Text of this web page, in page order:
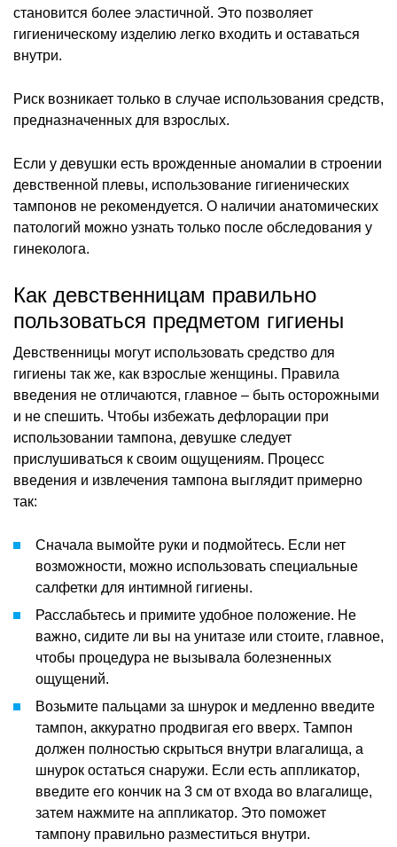
становится более эластичной. Это позволяет
гигиеническому изделию легко входить и оставаться
внутри.
Риск возникает только в случае использования средств,
предназначенных для взрослых.
Если у девушки есть врожденные аномалии в строении
девственной плевы, использование гигиенических
тампонов не рекомендуется. О наличии анатомических
патологий можно узнать только после обследования у
гинеколога.
Как девственницам правильно
пользоваться предметом гигиены
Девственницы могут использовать средство для
гигиены так же, как взрослые женщины. Правила
введения не отличаются, главное – быть осторожными
и не спешить. Чтобы избежать дефлорации при
использовании тампона, девушке следует
прислушиваться к своим ощущениям. Процесс
введения и извлечения тампона выглядит примерно
так:
Сначала вымойте руки и подмойтесь. Если нет
возможности, можно использовать специальные
салфетки для интимной гигиены.
Расслабьтесь и примите удобное положение. Не
важно, сидите ли вы на унитазе или стоите, главное,
чтобы процедура не вызывала болезненных
ощущений.
Возьмите пальцами за шнурок и медленно введите
тампон, аккуратно продвигая его вверх. Тампон
должен полностью скрыться внутри влагалища, а
шнурок остаться снаружи. Если есть аппликатор,
введите его кончик на 3 см от входа во влагалище,
затем нажмите на аппликатор. Это поможет
тампону правильно разместиться внутри.